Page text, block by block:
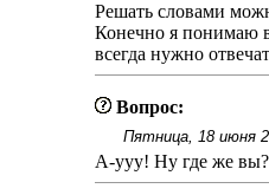
Решать словами
Конечно я понимаю
всегда нужно
Вопрос:
Пятница, 18 июня
А-ууу! Ну где же